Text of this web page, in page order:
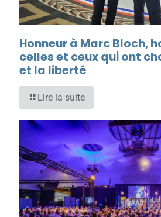
Honneur à Marc Bloch,
celles et ceux qui ont
et la liberté
Lire la suite